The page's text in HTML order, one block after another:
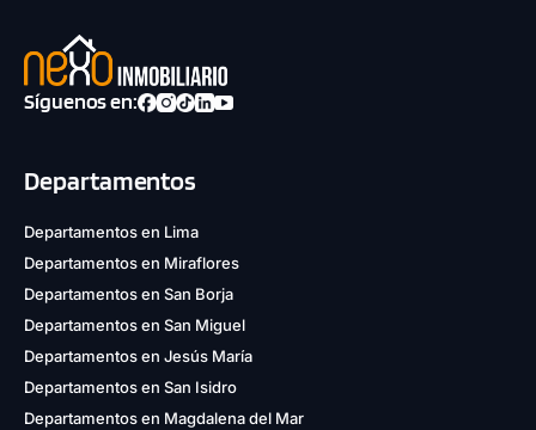
Síguenos en:
Departamentos
Departamentos en Lima
Departamentos en Miraflores
Departamentos en San Borja
Departamentos en San Miguel
Departamentos en Jesús María
Departamentos en San Isidro
Departamentos en Magdalena del Mar